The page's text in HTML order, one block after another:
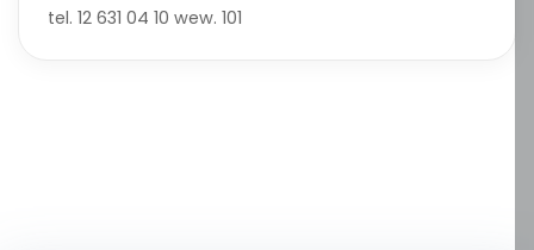
tel. 12 631 04 10 wew. 101